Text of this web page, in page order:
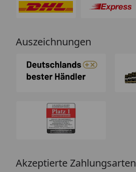
Auszeichnungen
Akzeptierte Zahlungsarten